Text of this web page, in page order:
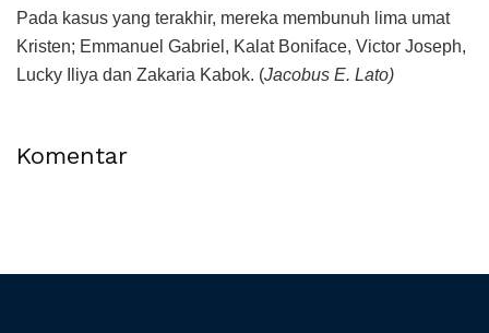
Pada kasus yang terakhir, mereka membunuh lima umat
Kristen; Emmanuel Gabriel, Kalat Boniface, Victor Joseph,
Lucky Iliya dan Zakaria Kabok. (Jacobus E. Lato)
Komentar